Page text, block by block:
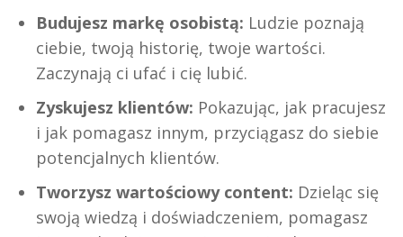
Budujesz markę osobistą: Ludzie poznają
ciebie, twoją historię, twoje wartości.
Zaczynają ci ufać i cię lubić.
Zyskujesz klientów: Pokazując, jak pracujesz
i jak pomagasz innym, przyciągasz do siebie
potencjalnych klientów.
Tworzysz wartościowy content: Dzieląc się
swoją wiedzą i doświadczeniem, pomagasz